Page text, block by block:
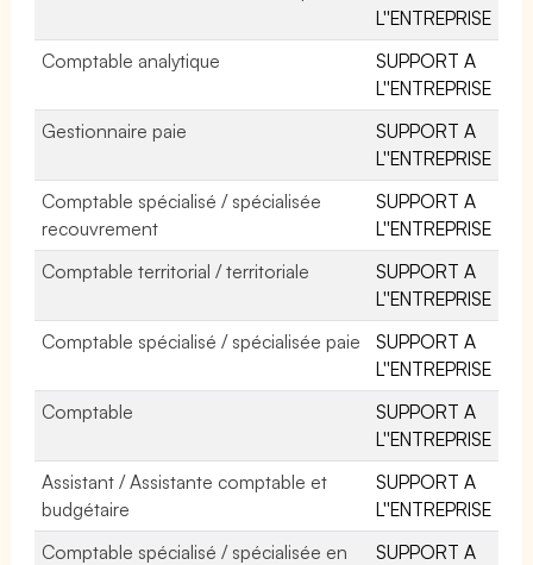
L''ENTREPRISE
Comptable analytique
SUPPORT A
L''ENTREPRISE
Gestionnaire paie
SUPPORT A
L''ENTREPRISE
Comptable spécialisé / spécialisée
recouvrement
SUPPORT A
L''ENTREPRISE
Comptable territorial / territoriale
SUPPORT A
L''ENTREPRISE
Comptable spécialisé / spécialisée paie
SUPPORT A
L''ENTREPRISE
Comptable
SUPPORT A
L''ENTREPRISE
Assistant / Assistante comptable et
budgétaire
SUPPORT A
L''ENTREPRISE
Comptable spécialisé / spécialisée en
SUPPORT A